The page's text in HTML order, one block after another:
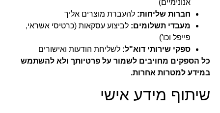
אנונימיים)
חברות שליחות: להעברת מוצרים אליך
מעבדי תשלומים: לביצוע עסקאות (כרטיסי אשראי,
פייפל וכו')
ספקי שירותי דוא"ל: לשליחת הודעות ואישורים
כל הספקים מחויבים לשמור על פרטיותך ולא להשתמש
במידע למטרות אחרות.
שיתוף מידע אישי